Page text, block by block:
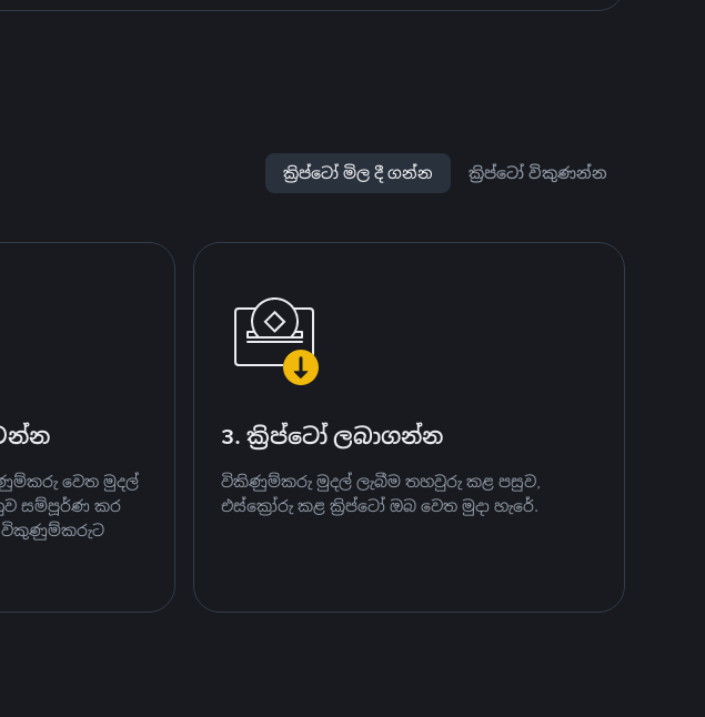
ක්‍රිප්ටෝ මිල දී ගන්න ක්‍රිප්ටෝ විකුණන්න
වෙත මුදල්
සම්පූර්ණ කර
විකුණුම්කරුට
3. ක්‍රිප්ටෝ ලබාගන්න
විකිණුම්කරු මුදල් ලැබීම තහවුරු කළ පසුව,
එස්ක්‍රෝරු කළ ක්‍රිප්ටෝ ඔබ වෙත මුදා හැරේ.